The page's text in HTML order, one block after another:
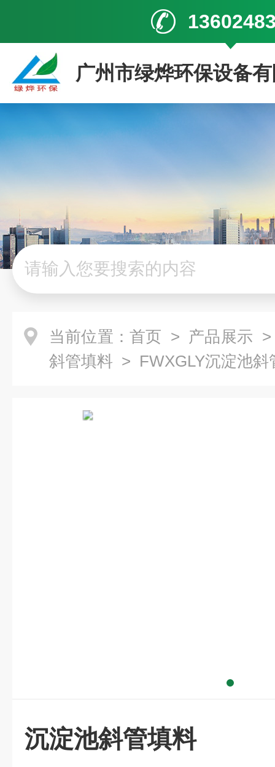
广州市绿烨环保设备
当前位置： 首页 > 产品展示
斜管填料 > FWXGLY沉淀池斜
沉淀池斜管填料